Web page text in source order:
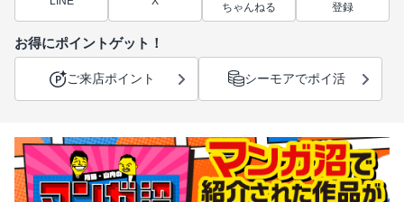
ちゃんねる
登録
お得にポイントゲット！
ご来店ポイント シーモアでポイ活